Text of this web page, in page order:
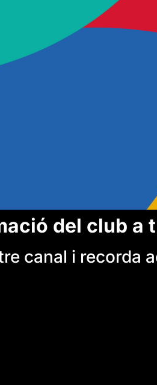
del club a
canal i recorda